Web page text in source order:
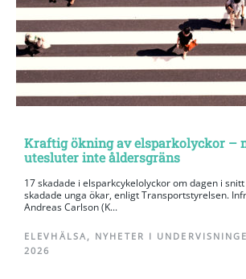
Kraftig ökning av elsparkolyckor –
utesluter inte åldersgräns
17 skadade i elsparkcykelolyckor om dagen i
skadade unga ökar, enligt Transportstyrelsen.
Andreas Carlson (K...
ELEVHÄLSA, NYHETER I
2026